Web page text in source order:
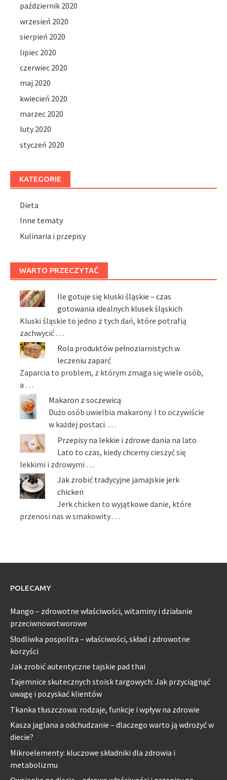
październik 2020
wrzesień 2020
sierpień 2020
lipiec 2020
czerwiec 2020
maj 2020
kwiecień 2020
marzec 2020
luty 2020
styczeń 2020
KATEGORIE
Dieta
Inne tematy
Kulinaria i przepisy
WARTO PRZECZYTAĆ
Ile gotuje się kluski śląskie – czas
gotowania idealnych klusek śląskich
Kluski śląskie to jedno z tych dań, które potrafią
zachwycić …
Rola produktów pełnoziarnistych w
leczeniu zaparć
Zaparcia to problem, z którym zmaga się wiele osób,
a …
Makaron z soczewicą
Dużo osób uwielbia makarony. I to oczywiście
w każdej postaci. …
Przepisy na lekkie i zdrowe dania na lato
Lato to czas, kiedy chcemy cieszyć się
lekkimi i zdrowymi …
Jak zrobić tradycyjne jamajskie jerk
chicken
Jerk chicken to wyjątkowe danie, które
przenosi nas w smakowity …
POLECAMY
Mango – zdrowotne właściwości, witaminy i działanie
przeciwnowotworowe
Słodliwka pospolita – właściwości, skład i zdrowotne
korzyści
Jak zrobić autentyczne tajskie pad thai
Tajemnice skutecznych stoisk targowych: Jak przyciągnąć
uwagę i pozyskać klientów
Tkanka tłuszczowa: rodzaje, funkcje i wpływ na zdrowie
Kasza jaglana a odchudzanie – dlaczego warto ją wdrożyć w
diecie?
Mikroelementy: kluczowe składniki dla zdrowia i
metabolizmu